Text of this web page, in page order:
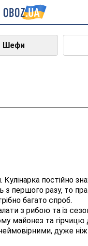
Шефи
Кулінарка постійно
першого разу, то
багато спроб.
з рибою та із
майонез та
дуже